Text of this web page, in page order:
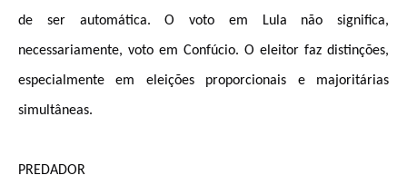
de ser automática. O voto em Lula não significa,
necessariamente, voto em Confúcio. O eleitor faz distinções,
especialmente em eleições proporcionais e majoritárias
simultâneas.
PREDADOR